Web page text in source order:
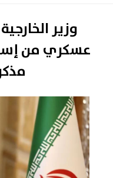
وزير
عسكري من